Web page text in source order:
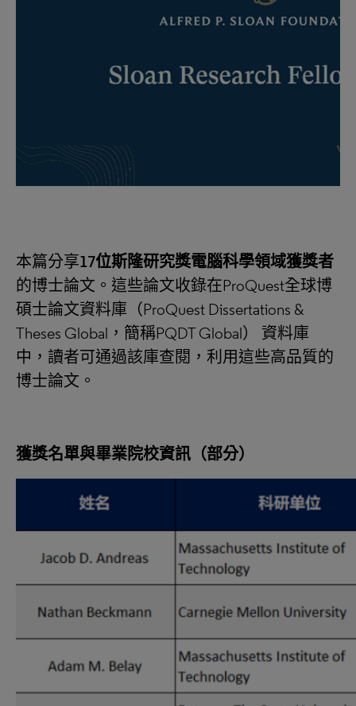
本篇分享17位斯隆研究獎電腦科學領域獲獎者
的博士論文。這些論文收錄在ProQuest全球博
碩士論文資料庫（ProQuest Dissertations &
Theses Global，簡稱PQDT Global） 資料庫
中，讀者可通過該庫查閱，利用這些高品質的
博士論文。
獲獎名單與畢業院校資訊（部分）